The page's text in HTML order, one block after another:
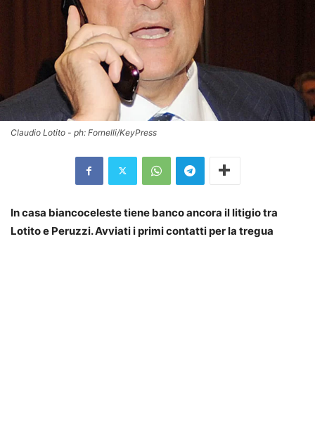
Claudio Lotito - ph: Fornelli/KeyPress
In casa biancoceleste tiene banco ancora il litigio tra
Lotito e Peruzzi. Avviati i primi contatti per la tregua